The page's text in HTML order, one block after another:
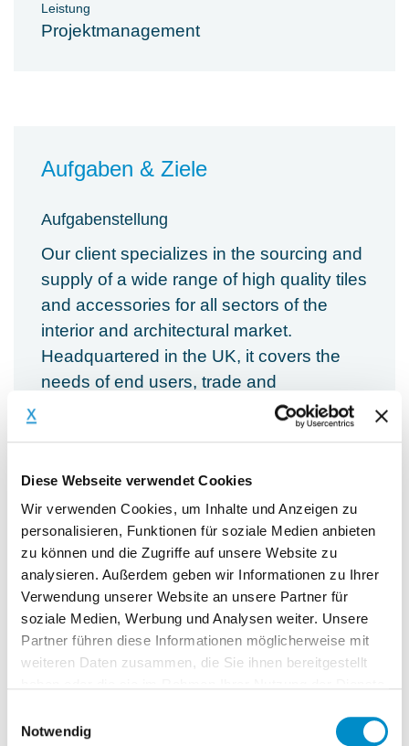
Diese Webseite verwendet Cookies
Wir verwenden Cookies, um Inhalte und Anzeigen zu
personalisieren, Funktionen für soziale Medien anbieten
zu können und die Zugriffe auf unsere Website zu
analysieren. Außerdem geben wir Informationen zu Ihrer
Verwendung unserer Website an unsere Partner für
soziale Medien, Werbung und Analysen weiter. Unsere
Partner führen diese Informationen möglicherweise mit
weiteren Daten zusammen, die Sie ihnen bereitgestellt
Notwendig
Leistung
Projektmanagement
Aufgaben & Ziele
Aufgabenstellung
Our client specializes in the sourcing and
supply of a wide range of high quality tiles
and accessories for all sectors of the
interior and architectural market.
Headquartered in the UK, it covers the
needs of end users, trade and
professional customers with a broad
Against the background of a holistic
transformation and the development of
the "Product Management" department,
they are looking for an experienced
"Product Manager" (m/f/d) who will
actively support the management in the
transformation of the company, both